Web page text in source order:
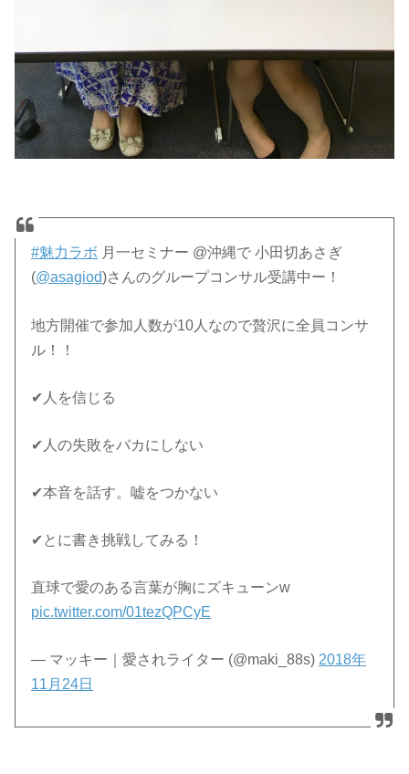
#魅力ラボ 月一セミナー @沖縄で 小田切あさぎ
(@asagiod)さんのグループコンサル受講中ー！
地方開催で参加人数が10人なので贅沢に全員コンサ
ル！！
✔︎人を信じる
✔︎人の失敗をバカにしない
✔︎本音を話す。嘘をつかない
✔︎とに書き挑戦してみる！
直球で愛のある言葉が胸にズキューンw
pic.twitter.com/01tezQPCyE
— マッキー｜愛されライター (@maki_88s) 2018年
11月24日